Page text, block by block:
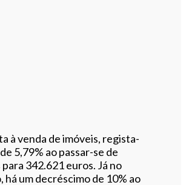
à venda de imóveis, regista-
5,79% ao passar-se de
342.621 euros. Já no
um decréscimo de 10% ao